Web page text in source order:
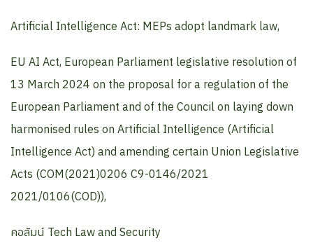
Artificial Intelligence Act: MEPs adopt landmark law,
EU AI Act, European Parliament legislative resolution of
13 March 2024 on the proposal for a regulation of the
European Parliament and of the Council on laying down
harmonised rules on Artificial Intelligence (Artificial
Intelligence Act) and amending certain Union Legislative
Acts (COM(2021)0206 C9-0146/2021
2021/0106(COD)),
คอลัมน์ Tech Law and Security